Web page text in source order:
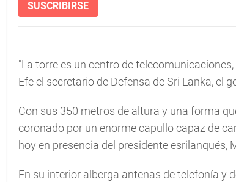
SUSCRIBIRSE
"La torre es un centro de
Efe el secretario de Defensa de Sri Lanka, el
Con sus 350 metros de altura y una forma
coronado por un enorme capullo capaz de
hoy en presencia del presidente esrilanqués,
En su interior alberga antenas de telefonía y